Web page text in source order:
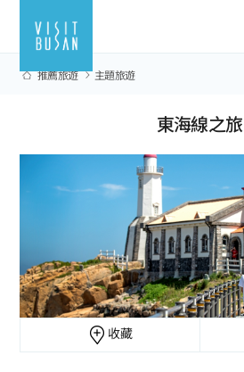
推薦旅遊 主題旅遊
東海線之旅
收藏